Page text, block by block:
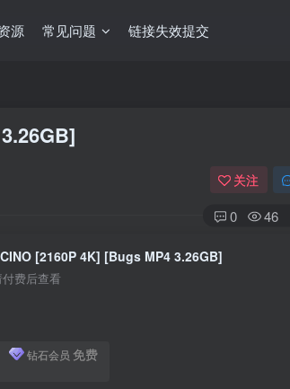
源 常见问题 链接失效提交
关注
0 46
[2160P 4K] [Bugs MP4 3.26GB]
费后查看
钻石会员 免费